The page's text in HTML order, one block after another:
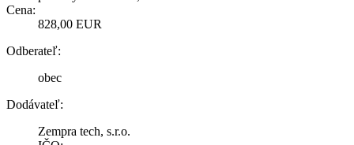
Cena:
828,00 EUR
Odberateľ:
obec
Dodávateľ:
Zempra tech, s.r.o.